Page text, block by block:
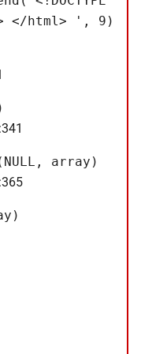
</html> ', 9)
array)